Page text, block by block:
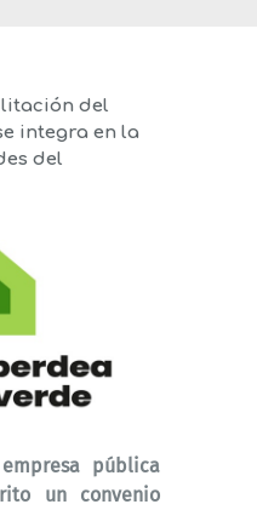
del
integra en la
del
pública
un convenio